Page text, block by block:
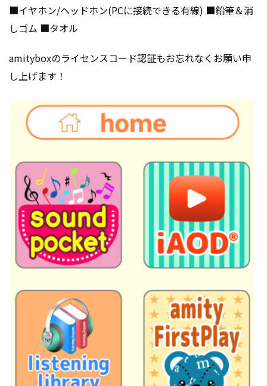
■イヤホン/ヘッドホン(PCに接続できる有線) ■鉛筆＆消
しゴム ■タオル​
amityboxのライセンスコード認証もお忘れなくお願い申
し上げます！